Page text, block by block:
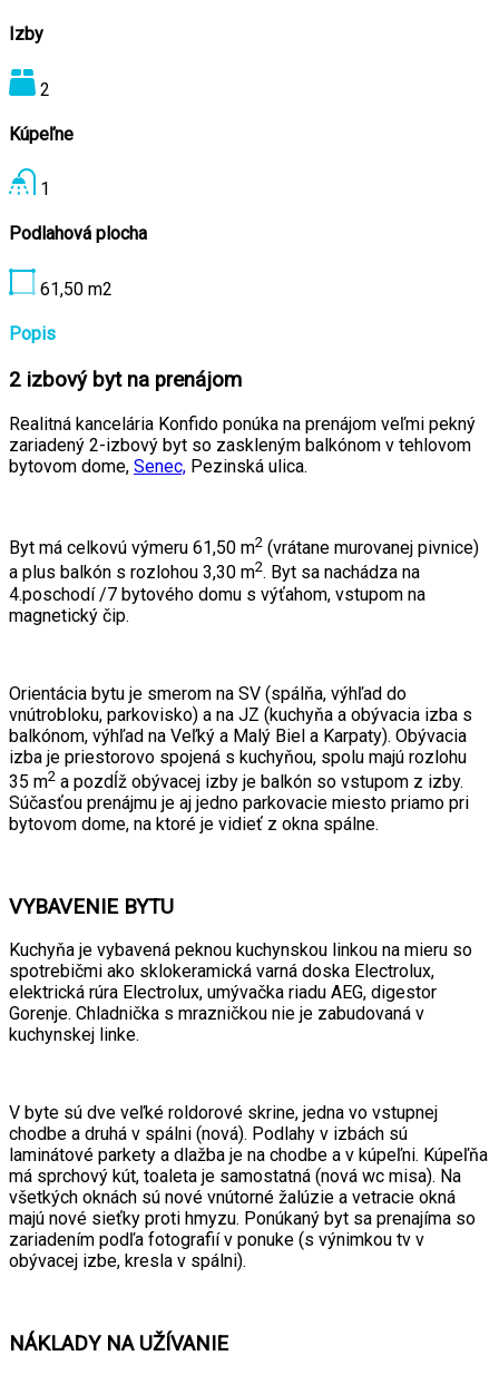
Izby
2
Kúpeľne
1
Podlahová plocha
61,50 m2
Popis
2 izbový byt na prenájom
Realitná kancelária Konfido ponúka na prenájom veľmi pekný
zariadený 2-izbový byt so zaskleným balkónom v tehlovom
bytovom dome, Senec, Pezinská ulica.
Byt má celkovú výmeru 61,50 m2 (vrátane murovanej pivnice)
a plus balkón s rozlohou 3,30 m2. Byt sa nachádza na
4.poschodí /7 bytového domu s výťahom, vstupom na
magnetický čip.
Orientácia bytu je smerom na SV (spálňa, výhľad do
vnútrobloku, parkovisko) a na JZ (kuchyňa a obývacia izba s
balkónom, výhľad na Veľký a Malý Biel a Karpaty). Obývacia
izba je priestorovo spojená s kuchyňou, spolu majú rozlohu
35 m2 a pozdĺž obývacej izby je balkón so vstupom z izby.
Súčasťou prenájmu je aj jedno parkovacie miesto priamo pri
bytovom dome, na ktoré je vidieť z okna spálne.
VYBAVENIE BYTU
Kuchyňa je vybavená peknou kuchynskou linkou na mieru so
spotrebičmi ako sklokeramická varná doska Electrolux,
elektrická rúra Electrolux, umývačka riadu AEG, digestor
Gorenje. Chladnička s mrazničkou nie je zabudovaná v
kuchynskej linke.
V byte sú dve veľké roldorové skrine, jedna vo vstupnej
chodbe a druhá v spálni (nová). Podlahy v izbách sú
laminátové parkety a dlažba je na chodbe a v kúpeľni. Kúpeľňa
má sprchový kút, toaleta je samostatná (nová wc misa). Na
všetkých oknách sú nové vnútorné žalúzie a vetracie okná
majú nové sieťky proti hmyzu. Ponúkaný byt sa prenajíma so
zariadením podľa fotografií v ponuke (s výnimkou tv v
obývacej izbe, kresla v spálni).
NÁKLADY NA UŽÍVANIE